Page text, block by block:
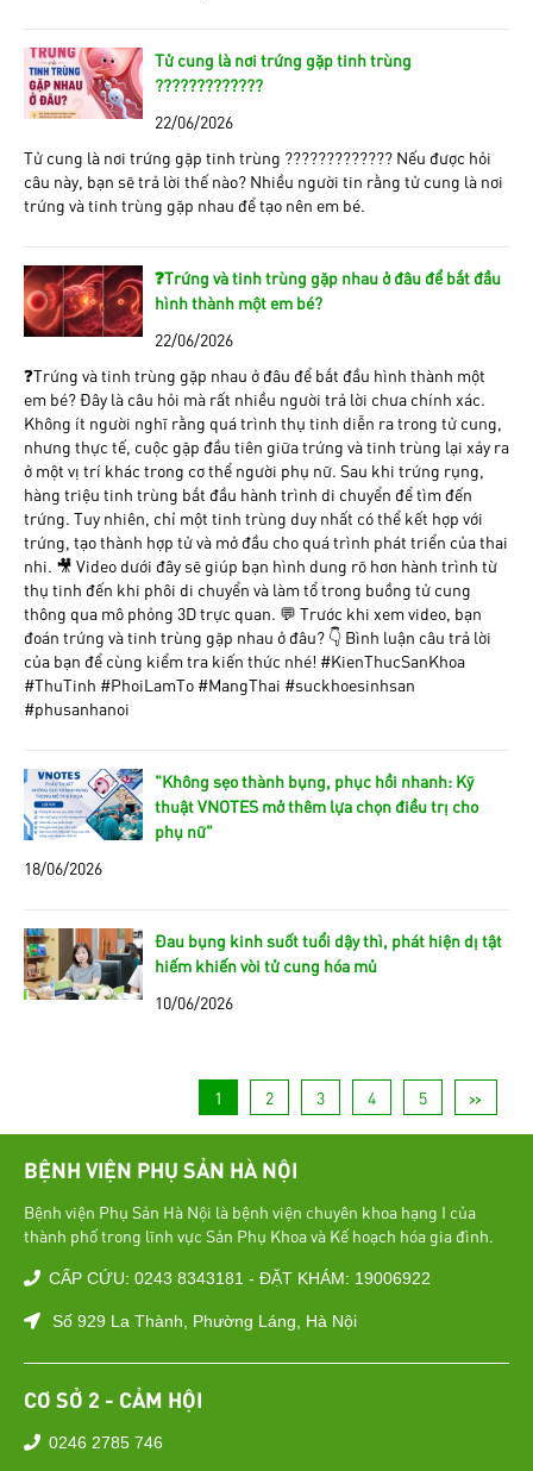
Tử cung là nơi trứng gặp tinh trùng
?????????????
22/06/2026
Tử cung là nơi trứng gặp tinh trùng ????????????? Nếu được hỏi
câu này, bạn sẽ trả lời thế nào? Nhiều người tin rằng tử cung là nơi
trứng và tinh trùng gặp nhau để tạo nên em bé.
❓Trứng và tinh trùng gặp nhau ở đâu để bắt đầu
hình thành một em bé?
22/06/2026
❓Trứng và tinh trùng gặp nhau ở đâu để bắt đầu hình thành một
em bé? Đây là câu hỏi mà rất nhiều người trả lời chưa chính xác.
Không ít người nghĩ rằng quá trình thụ tinh diễn ra trong tử cung,
nhưng thực tế, cuộc gặp đầu tiên giữa trứng và tinh trùng lại xảy ra
ở một vị trí khác trong cơ thể người phụ nữ. Sau khi trứng rụng,
hàng triệu tinh trùng bắt đầu hành trình di chuyển để tìm đến
trứng. Tuy nhiên, chỉ một tinh trùng duy nhất có thể kết hợp với
trứng, tạo thành hợp tử và mở đầu cho quá trình phát triển của thai
nhi. 🎥 Video dưới đây sẽ giúp bạn hình dung rõ hơn hành trình từ
thụ tinh đến khi phôi di chuyển và làm tổ trong buồng tử cung
thông qua mô phỏng 3D trực quan. 💬 Trước khi xem video, bạn
đoán trứng và tinh trùng gặp nhau ở đâu? 👇 Bình luận câu trả lời
của bạn để cùng kiểm tra kiến thức nhé! #KienThucSanKhoa
#ThuTinh #PhoiLamTo #MangThai #suckhoesinhsan
#phusanhanoi
"Không sẹo thành bụng, phục hồi nhanh: Kỹ
thuật VNOTES mở thêm lựa chọn điều trị cho
phụ nữ"
18/06/2026
Đau bụng kinh suốt tuổi dậy thì, phát hiện dị tật
hiếm khiến vòi tử cung hóa mủ
10/06/2026
1 2 3 4 5 >>
BỆNH VIỆN PHỤ SẢN HÀ NỘI
Bệnh viện Phụ Sản Hà Nội là bệnh viện chuyên khoa hạng I của
thành phố trong lĩnh vực Sản Phụ Khoa và Kế hoạch hóa gia đình.
CẤP CỨU: 0243 8343181 - ĐẶT KHÁM: 19006922
Số 929 La Thành, Phường Láng, Hà Nội
CƠ SỞ 2 - CẢM HỘI
0246 2785 746